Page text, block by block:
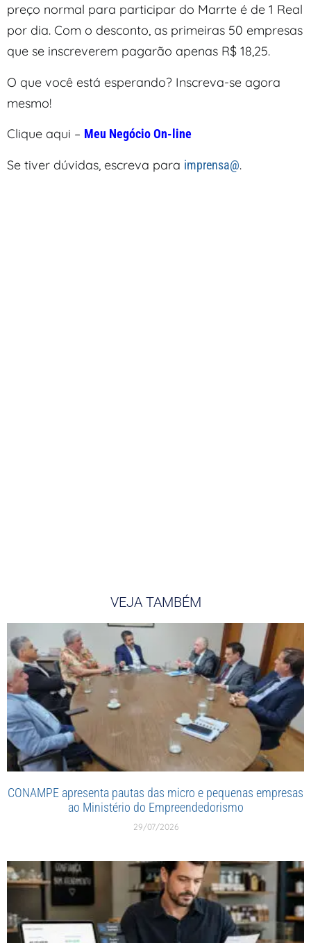
preço normal para participar do Marrte é de 1 Real
por dia. Com o desconto, as primeiras 50 empresas
que se inscreverem pagarão apenas R$ 18,25.
O que você está esperando? Inscreva-se agora
mesmo!
Clique aqui – Meu Negócio On-line
Se tiver dúvidas, escreva para imprensa@.
VEJA TAMBÉM
CONAMPE apresenta pautas das micro e pequenas empresas
ao Ministério do Empreendedorismo
29/07/2026